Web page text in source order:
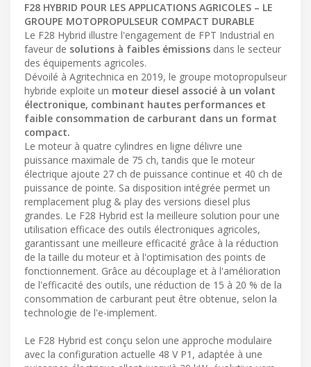
F28 HYBRID POUR LES APPLICATIONS AGRICOLES – LE
GROUPE MOTOPROPULSEUR COMPACT DURABLE
Le F28 Hybrid illustre l'engagement de FPT Industrial en
faveur de solutions à faibles émissions dans le secteur
des équipements agricoles.
Dévoilé à Agritechnica en 2019, le groupe motopropulseur
hybride exploite un moteur diesel associé à un volant
électronique, combinant hautes performances et
faible consommation de carburant dans un format
compact.
Le moteur à quatre cylindres en ligne délivre une
puissance maximale de 75 ch, tandis que le moteur
électrique ajoute 27 ch de puissance continue et 40 ch de
puissance de pointe. Sa disposition intégrée permet un
remplacement plug & play des versions diesel plus
grandes. Le F28 Hybrid est la meilleure solution pour une
utilisation efficace des outils électroniques agricoles,
garantissant une meilleure efficacité grâce à la réduction
de la taille du moteur et à l'optimisation des points de
fonctionnement. Grâce au découplage et à l'amélioration
de l'efficacité des outils, une réduction de 15 à 20 % de la
consommation de carburant peut être obtenue, selon la
technologie de l'e-implement.
Le F28 Hybrid est conçu selon une approche modulaire
avec la configuration actuelle 48 V P1, adaptée à une